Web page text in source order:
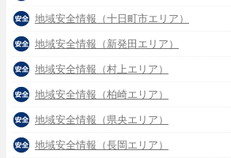
地域安全情報（十日町市エリア）
地域安全情報（新発田エリア）
地域安全情報（村上エリア）
地域安全情報（柏崎エリア）
地域安全情報（県央エリア）
地域安全情報（長岡エリア）